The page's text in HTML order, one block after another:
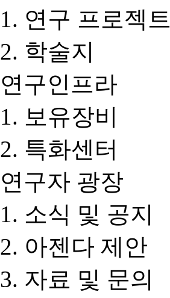
연구 프로젝트
학술지
연구인프라
보유장비
특화센터
연구자 광장
소식 및 공지
아젠다 제안
자료 및 문의